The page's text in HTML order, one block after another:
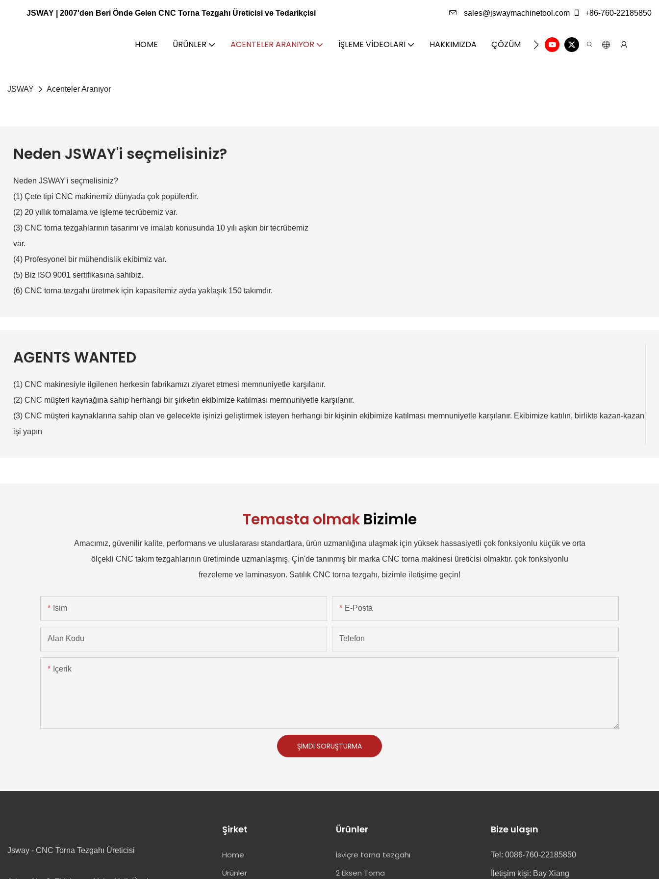
JSWAY | 2007'den Beri Önde Gelen CNC Torna Tezgahı Üreticisi ve Tedarikçisi sales@jswaymachinetool.com +86-760-22185850
HOME ÜRÜNLER ACENTELER ARANIYOR İŞLEME VIDEOLARI HAKKIMIZDA ÇÖZÜM BILGI MERKEZI BIZE ULAŞIN
JSWAY Acenteler Aranıyor
Neden JSWAY'i seçmelisiniz?
Neden JSWAY'i seçmelisiniz?
(1) Çete tipi CNC makinemiz dünyada çok popülerdir.
(2) 20 yıllık tornalama ve işleme tecrübemiz var.
(3) CNC torna tezgahlarının tasarımı ve imalatı konusunda 10 yılı aşkın bir tecrübemiz
var.
(4) Profesyonel bir mühendislik ekibimiz var.
(5) Biz ISO 9001 sertifikasına sahibiz.
(6) CNC torna tezgahı üretmek için kapasitemiz ayda yaklaşık 150 takımdır.
AGENTS WANTED
(1) CNC makinesiyle ilgilenen herkesin fabrikamızı ziyaret etmesi memnuniyetle karşılanır.
(2) CNC müşteri kaynağına sahip herhangi bir şirketin ekibimize katılması memnuniyetle karşılanır.
(3) CNC müşteri kaynaklarına sahip olan ve gelecekte işinizi geliştirmek isteyen herhangi bir kişinin ekibimize katılması memnuniyetle karşılanır. Ekibimize katılın, birlikte kazan-kazan
işi yapın
Temasta olmak Bizimle
Amacımız, güvenilir kalite, performans ve uluslararası standartlara, ürün uzmanlığına ulaşmak için yüksek hassasiyetli çok fonksiyonlu küçük ve orta
ölçekli CNC takım tezgahlarının üretiminde uzmanlaşmış, Çin'de tanınmış bir marka CNC torna makinesi üreticisi olmaktır. çok fonksiyonlu
frezeleme ve laminasyon. Satılık CNC torna tezgahı, bizimle iletişime geçin!
Isim E-Posta
Alan Kodu Telefon
Içerik
ŞIMDI SORUŞTURMA
Jsway - CNC Torna Tezgahı Üreticisi
Şirket
Home
Ürünler
Ürünler
İsviçre torna tezgahı
2 Eksen Torna
Bize ulaşın
Tel: 0086-760-22185850
İletişim kişi: Bay Xiang